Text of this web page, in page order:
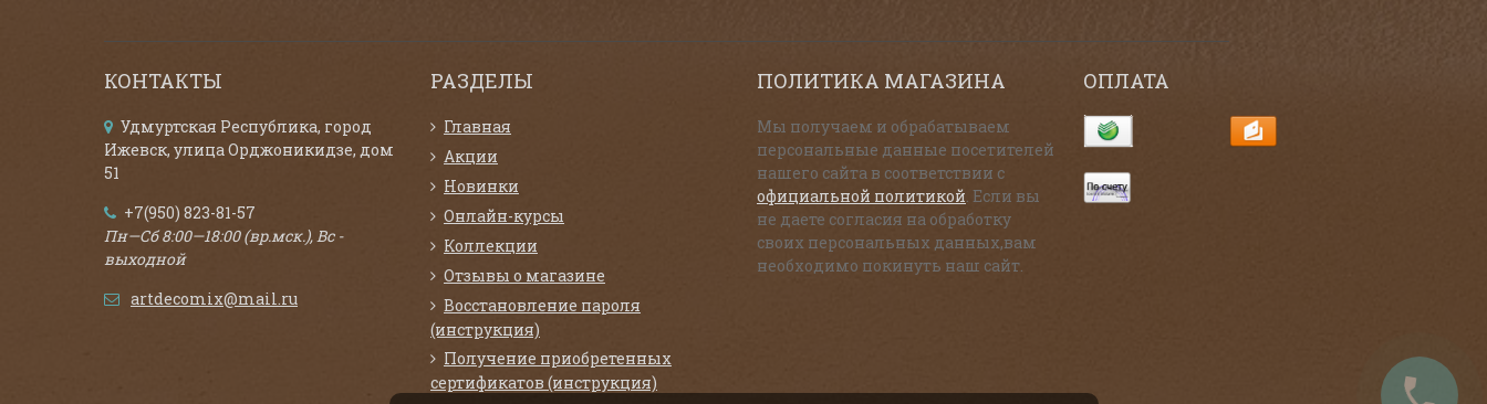
КОНТАКТЫ
Удмуртская Республика, город
Ижевск, улица Орджоникидзе, дом
51
+7(950) 823-81-57
Пн—Сб 8:00—18:00 (вр.мск.), Вс -
выходной
artdecomix@mail.ru
РАЗДЕЛЫ
Главная
Акции
Новинки
Онлайн-курсы
Коллекции
Отзывы о магазине
Восстановление пароля
(инструкция)
Получение приобретенных
сертификатов (инструкция)
ПОЛИТИКА МАГАЗИНА
Мы получаем и обрабатываем
персональные данные посетителей
нашего сайта в соответствии с
официальной политикой. Если вы
не даете согласия на обработку
своих персональных данных,вам
необходимо покинуть наш сайт.
ОПЛАТА